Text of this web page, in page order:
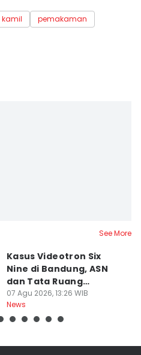
pemakaman
See More
Kasus Videotron Six
Nine di Bandung, ASN
dan Tata Ruang
Diperiksa
07 Agu 2026, 13:26 WIB
News